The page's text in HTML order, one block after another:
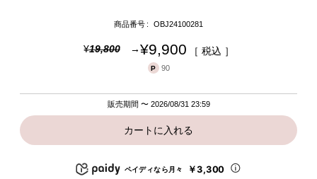
商品番号 OBJ24100281
¥19,800 ¥9,900 税込
90
販売期間 〜 2026/08/31 23:59
カートに入れる
ペイディなら月々 ￥3,300